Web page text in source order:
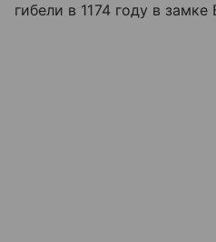
гибели в 1174 году в